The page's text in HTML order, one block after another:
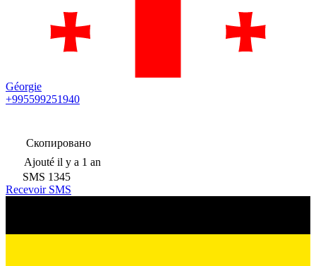
Géorgie
+995599251940
Скопировано
Ajouté il y a 1 an
SMS 1345
Recevoir SMS